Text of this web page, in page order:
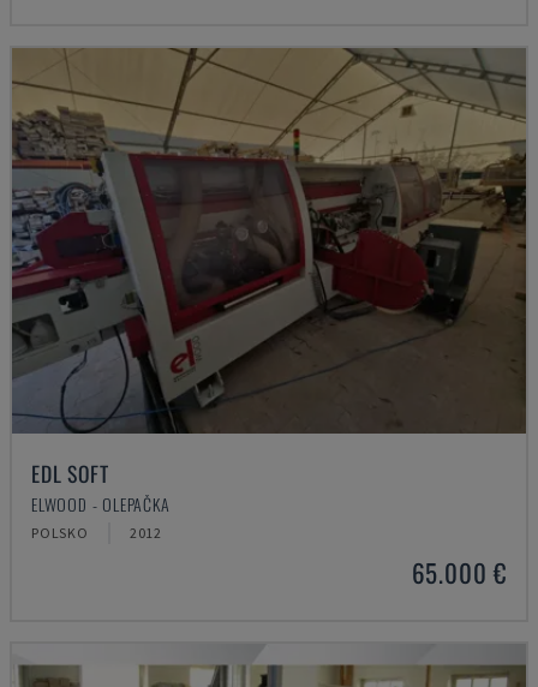
EDL SOFT
ELWOOD - OLEPAČKA
POLSKO 2012
65.000 €